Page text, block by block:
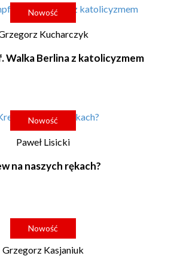
Nowość
Kucharczyk
Walka Berlina z katolicyzmem
Nowość
Paweł Lisicki
na naszych rękach?
Nowość
Grzegorz Kasjaniuk